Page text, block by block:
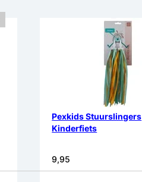
Pexkids Stuurslingers
Kinderfiets
9,95